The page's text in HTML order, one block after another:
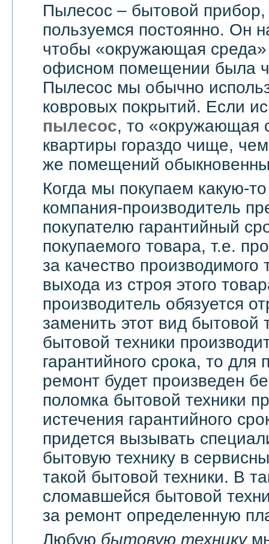
Пылесос – бытовой
пользуемся постоянно. Он
чтобы «окружающая среда»
офисном помещении была
Пылесос мы обычно
ковровых покрытий. Если
пылесос, то «окружающая
квартиры гораздо чище,
же помещений
Когда мы покупаем какую-
компания-производитель
покупателю гарантийный
покупаемого товара, т.е.
за качество производимого
выхода из строя этого
производитель обязуется
заменить этот вид бытовой
бытовой техники
гарантийного срока, то для
ремонт будет произведен
поломка бытовой техники
истечения гарантийного
придется вызывать
бытовую технику в
такой бытовой техники. В
сломавшейся бытовой
за ремонт определенную
Любую бытовую технику